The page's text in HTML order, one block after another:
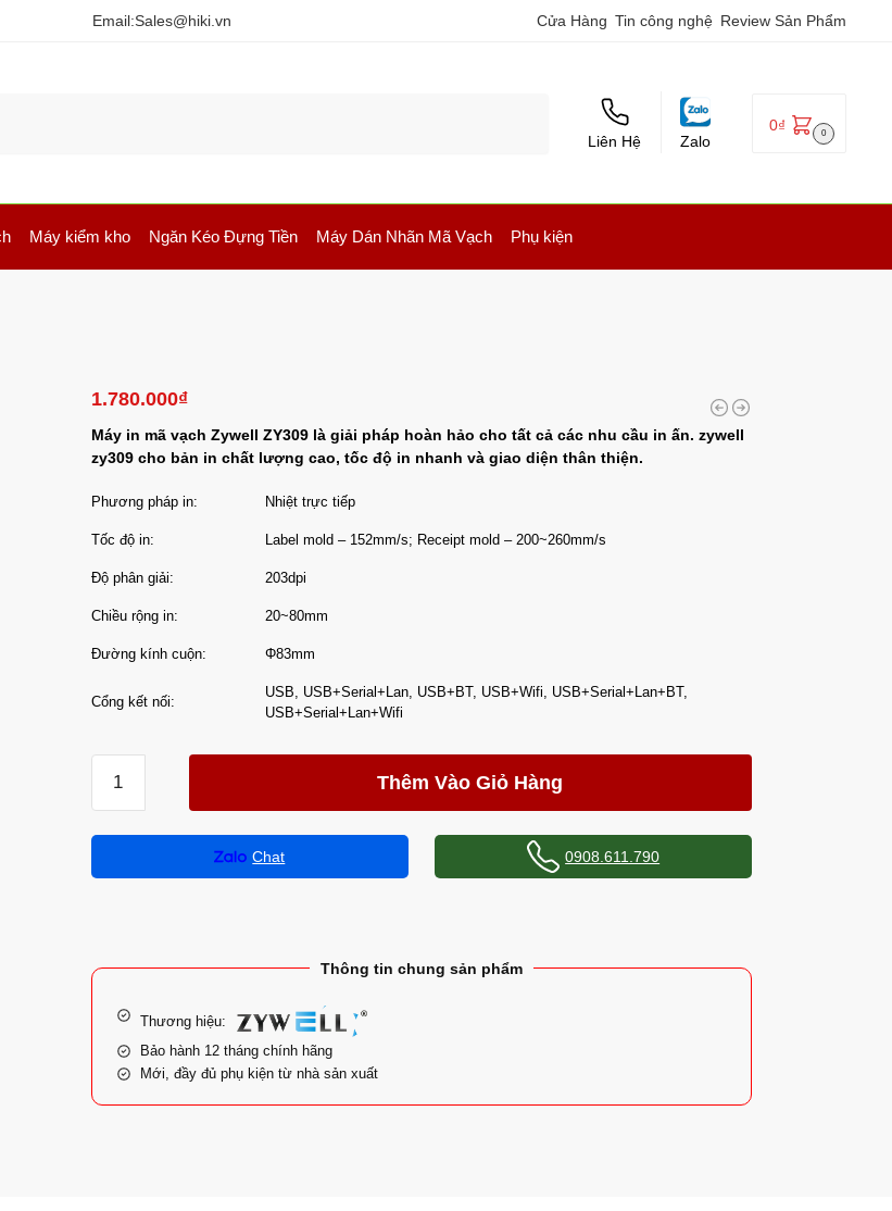
Email:Sales@hiki.vn Cửa Hàng Tin công nghệ Review Sản Phẩm
Liên Hệ Zalo
0₫ 0
Máy kiểm kho Ngăn Kéo Đựng Tiền Máy Dán Nhãn Mã Vạch Phụ kiện
1.780.000₫
Máy in mã vạch Zywell ZY309 là giải pháp hoàn hảo cho tất cả các nhu cầu in ấn. zywell
zy309 cho bản in chất lượng cao, tốc độ in nhanh và giao diện thân thiện.
Phương pháp in: Nhiệt trực tiếp
Tốc độ in: Label mold – 152mm/s; Receipt mold – 200~260mm/s
Độ phân giải: 203dpi
Chiều rộng in: 20~80mm
Đường kính cuộn: Φ83mm
Cổng kết nối:
USB, USB+Serial+Lan, USB+BT, USB+Wifi, USB+Serial+Lan+BT,
USB+Serial+Lan+Wifi
Thêm Vào Giỏ Hàng
Chat 0908.611.790
Thông tin chung sản phẩm
Thương hiệu:
Bảo hành 12 tháng chính hãng
Mới, đầy đủ phụ kiện từ nhà sản xuất